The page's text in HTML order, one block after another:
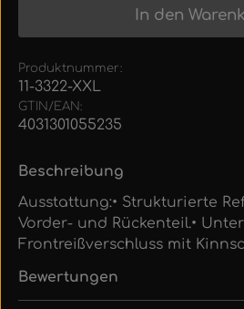
In den
Produktnummer:
11-3322-XXL
GTIN/EAN:
4031301055235
Beschreibung
Ausstattung:• Strukturierte
Vorder- und Rückenteil.•
Frontreißverschluss mit
Bewertungen